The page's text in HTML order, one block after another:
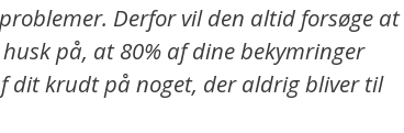
Derfor vil den altid forsøge at
på, at 80% af dine bekymringer
dit krudt på noget, der aldrig bliver til